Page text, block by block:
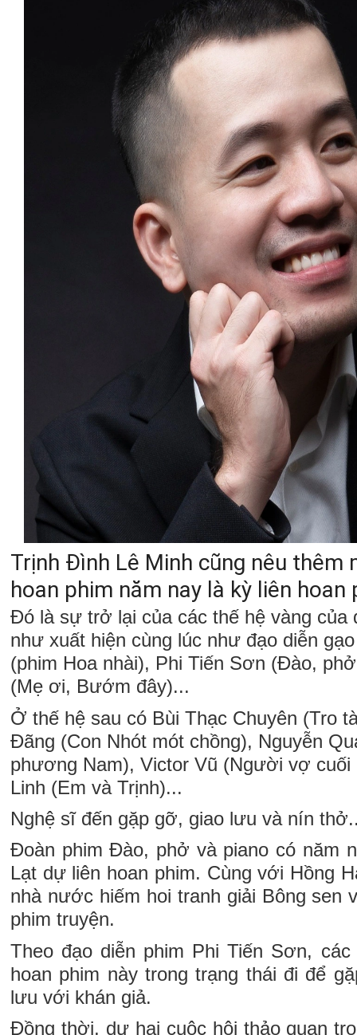
Trịnh Đình Lê Minh cũng nêu thêm
hoan phim năm nay là kỳ liên
Đó là sự trở lại của các thế hệ vàng của
như xuất hiện cùng lúc như đạo diễn
(phim Hoa nhài), Phi Tiến Sơn (Đào,
(Mẹ ơi, Bướm đây)...
Ở thế hệ sau có Bùi Thạc Chuyên (Tro
Đãng (Con Nhót mót chồng), Nguyễn
phương Nam), Victor Vũ (Người vợ cuối
Linh (Em và Trịnh)...
Nghệ sĩ đến gặp gỡ, giao lưu và nín
Đoàn phim Đào, phở và piano có năm
Lạt dự liên hoan phim. Cùng với Hồng
nhà nước hiếm hoi tranh giải Bông sen
phim truyện.
Theo đạo diễn phim Phi Tiến Sơn,
hoan phim này trong trạng thái đi để
lưu với khán giả.
Đồng thời, dự hai cuộc hội thảo quan